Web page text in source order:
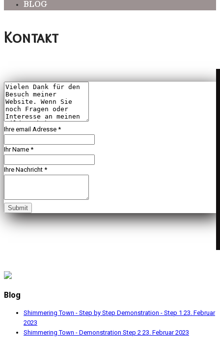
BLOG
Kontakt
Ihre email Adresse *
Ihr Name *
Ihre Nachricht *
Submit
Blog
Shimmering Town - Step by Step Demonstration - Step 1 23. Februar
2023
Shimmering Town - Demonstration Step 2 23. Februar 2023